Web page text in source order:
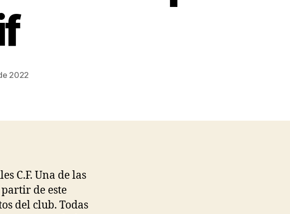
2022
C.F. Una de las
de este
del club. Todas